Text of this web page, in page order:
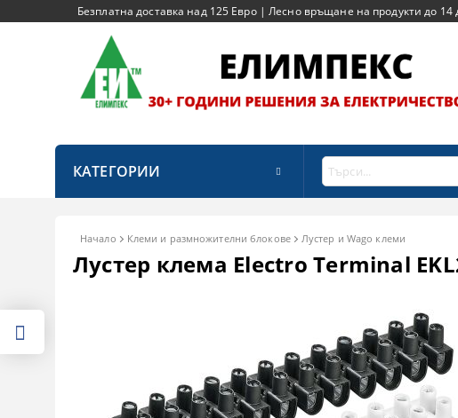
Безплатна доставка над 125 Евро | Лесно връщане на продукти до
КАТЕГОРИИ
Начало Клеми и размножителни блокове Лустер и Wago клеми
Лустер клема Electro Terminal